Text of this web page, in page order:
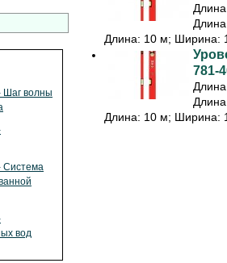
Шаг волны
Система
вод
Длина: 10 м; Ширина:
781-
Длина: 10 м; Ширина: